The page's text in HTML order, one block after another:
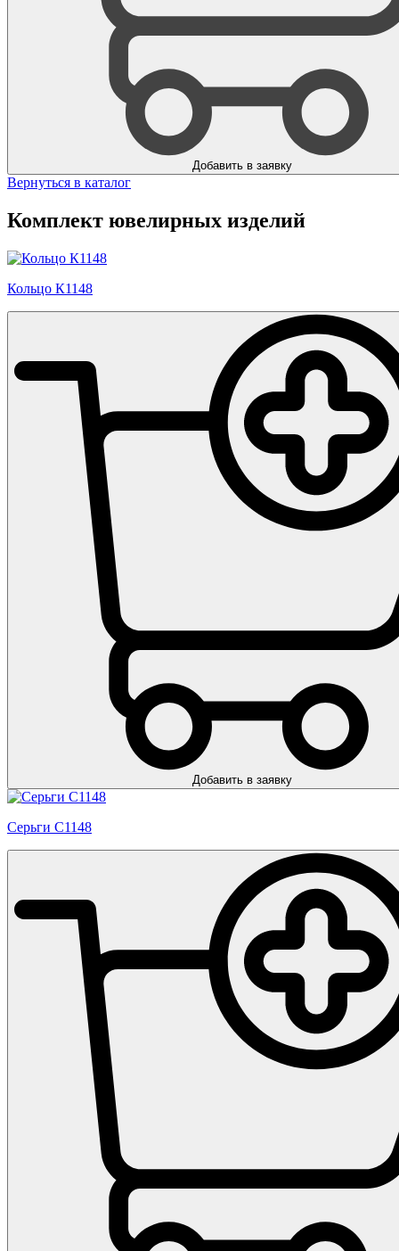
Добавить в заявку
Вернуться в каталог
Комплект ювелирных изделий
Кольцо К1148
Добавить в заявку
Серьги С1148